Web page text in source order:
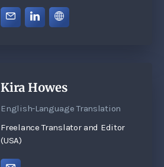
Kira Howes
English-Language Translation
Freelance Translator and Editor
(USA)